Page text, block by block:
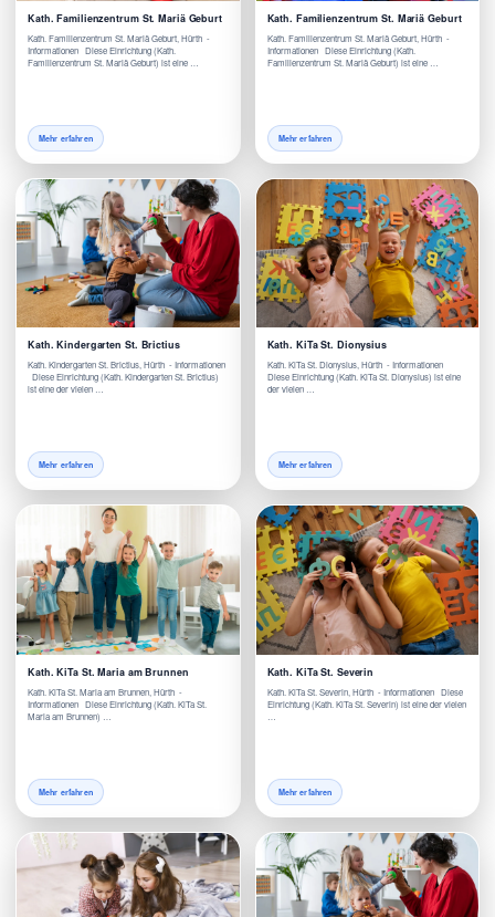
Kath. Familienzentrum St. Mariä Geburt
Kath. Familienzentrum St. Mariä Geburt, Hürth -
Informationen Diese Einrichtung (Kath.
Familienzentrum St. Mariä Geburt) ist eine …
Mehr erfahren
Kath. Familienzentrum St. Mariä Geburt
Kath. Familienzentrum St. Mariä Geburt, Hürth -
Informationen Diese Einrichtung (Kath.
Familienzentrum St. Mariä Geburt) ist eine …
Mehr erfahren
Kath. Kindergarten St. Brictius
Kath. Kindergarten St. Brictius, Hürth - Informationen
Diese Einrichtung (Kath. Kindergarten St. Brictius)
ist eine der vielen …
Mehr erfahren
Kath. KiTa St. Dionysius
Kath. KiTa St. Dionysius, Hürth - Informationen
Diese Einrichtung (Kath. KiTa St. Dionysius) ist eine
der vielen …
Mehr erfahren
Kath. KiTa St. Maria am Brunnen
Kath. KiTa St. Maria am Brunnen, Hürth -
Informationen Diese Einrichtung (Kath. KiTa St.
Maria am Brunnen) …
Mehr erfahren
Kath. KiTa St. Severin
Kath. KiTa St. Severin, Hürth - Informationen Diese
Einrichtung (Kath. KiTa St. Severin) ist eine der vielen
Mehr erfahren